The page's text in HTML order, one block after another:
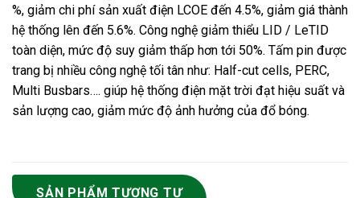
%, giảm chi phí sản xuất điện LCOE đến 4.5%, giảm giá thành
hệ thống lên đến 5.6%. Công nghệ giảm thiểu LID / LeTID
toàn diện, mức độ suy giảm thấp hơn tới 50%. Tấm pin được
trang bị nhiều công nghệ tối tân như: Half-cut cells, PERC,
Multi Busbars…. giúp hệ thống điện mặt trời đạt hiệu suất và
sản lượng cao, giảm mức độ ảnh hưởng của đổ bóng.
SẢN PHẨM TƯƠNG TỰ